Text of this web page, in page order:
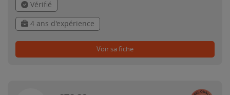
Vérifié
4 ans d'expérience
Voir sa fiche